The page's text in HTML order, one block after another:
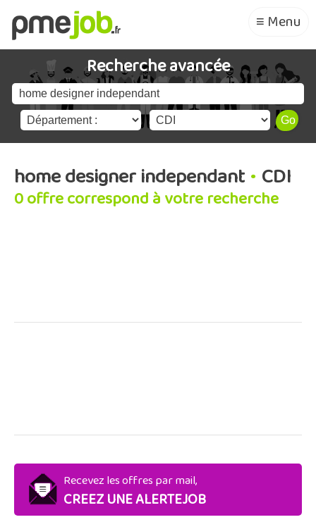
≡ Menu
Recherche avancée
home designer independant • CDI
0 offre correspond à votre recherche
Recevez les offres par mail,
CREEZ UNE ALERTEJOB